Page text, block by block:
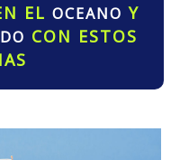
EL OCEANO Y
CON ESTOS